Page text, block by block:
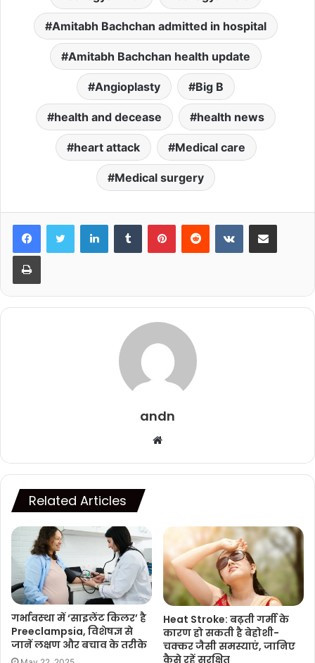
Amitabh Bachchan admitted in hospital
Amitabh Bachchan health update
Angioplasty Big B
health and decease health news
heart attack Medical care
Medical surgery
LinkedInTumblr PinterestReddit VKontakteShare via Email
Print
andn
Website
Related Articles
गर्भावस्‍था में ‘साइलेंट किलर’ है
Preeclampsia, विशेषज्ञ से
जानें लक्षण और बचाव के तरीके
Heat Stroke: बढ़ती गर्मी के
कारण हो सकती है बेहोशी-
चक्कर जैसी समस्याएं, जानिए
कैसे रहें सुरक्षित